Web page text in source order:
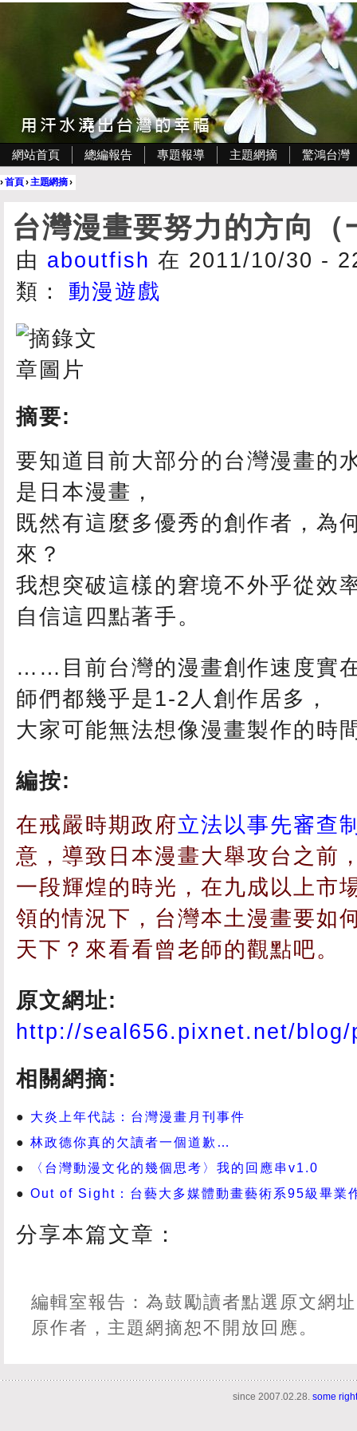
網站首頁 總編報告 專題報導 主題網摘 驚鴻台灣
›首頁›主題網摘›
台灣漫畫要努力的方向（
由 aboutfish 在 2011/10/30 -
類：
動漫遊戲
摘要:
要知道目前大部分的台灣漫畫的
是日本漫畫，
既然有這麼多優秀的創作者，為
來？
我想突破這樣的窘境不外乎從效
自信這四點著手。
……目前台灣的漫畫創作速度實
師們都幾乎是1-2人創作居多，
大家可能無法想像漫畫製作的
編按:
在戒嚴時期政府立法以事先審查
意，導致日本漫畫大舉攻台之前
一段輝煌的時光，在九成以上市
領的情況下，台灣本土漫畫要如
天下？來看看曾老師的觀點吧。
原文網址:
http://seal656.pixnet.net/blog/
相關網摘:
大炎上年代誌：台灣漫畫月刊事件
林政德你真的欠讀者一個道歉…
〈台灣動漫文化的幾個思考〉我的回應串v1.0
Out of Sight：台藝大多媒體動畫藝術系95級畢業
分享本篇文章：
編輯室報告：為鼓勵讀者點選原文網
原作者，主題網摘恕不開放回應。
since 2007.02.28. some